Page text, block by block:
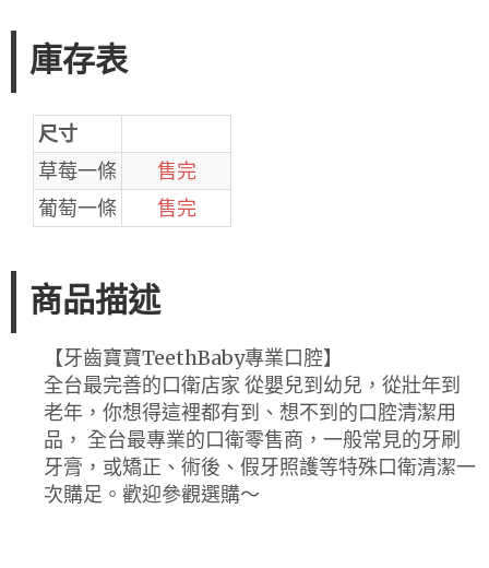
庫存表
尺寸
草莓一條
售完
葡萄一條
售完
商品描述
【牙齒寶寶TeethBaby專業口腔】
全台最完善的口衛店家 從嬰兒到幼兒，從壯年到
老年，你想得這裡都有到、想不到的口腔清潔用
品， 全台最專業的口衛零售商，一般常見的牙刷
牙膏，或矯正、術後、假牙照護等特殊口衛清潔一
次購足。歡迎參觀選購～